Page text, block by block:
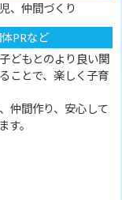
、仲間づくり
PRなど
どもとのより良い関
ことで、楽しく子育
仲間作り、安心して
。